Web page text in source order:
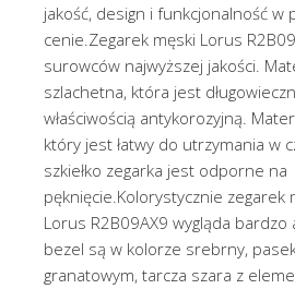
jakość, design i funkcjonalność w
cenie.Zegarek męski Lorus
surowców najwyższej jakości.
szlachetna, która jest
właściwością antykorozyjną.
który jest łatwy do utrzymania w
szkiełko zegarka jest odporne na
pęknięcie.Kolorystycznie zegarek
Lorus R2B09AX9 wygląda
bezel są w kolorze srebrny,
granatowym, tarcza szara z